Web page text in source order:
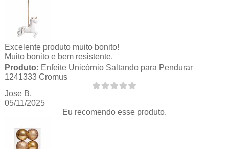
Excelente produto muito bonito!
Muito bonito e bem resistente.
Produto: Enfeite Unicórnio Saltando para Pendurar
1241333 Cromus
Jose B.
05/11/2025
Eu recomendo esse produto.